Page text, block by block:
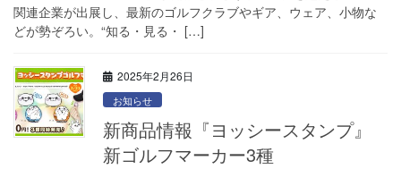
関連企業が出展し、最新のゴルフクラブやギア、ウェア、小物な
どが勢ぞろい。“知る・見る・ […]
2025年2月26日
お知らせ
新商品情報『ヨッシースタンプ』
新ゴルフマーカー3種